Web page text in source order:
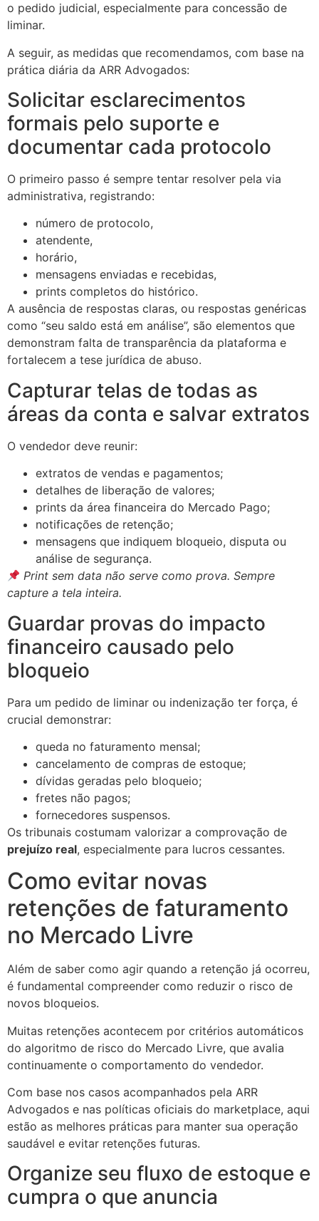
o pedido judicial, especialmente para concessão de
liminar.
A seguir, as medidas que recomendamos, com base na
prática diária da ARR Advogados:
Solicitar esclarecimentos
formais pelo suporte e
documentar cada protocolo
O primeiro passo é sempre tentar resolver pela via
administrativa, registrando:
número de protocolo,
atendente,
horário,
mensagens enviadas e recebidas,
prints completos do histórico.
A ausência de respostas claras, ou respostas genéricas
como “seu saldo está em análise”, são elementos que
demonstram falta de transparência da plataforma e
fortalecem a tese jurídica de abuso.
Capturar telas de todas as
áreas da conta e salvar extratos
O vendedor deve reunir:
extratos de vendas e pagamentos;
detalhes de liberação de valores;
prints da área financeira do Mercado Pago;
notificações de retenção;
mensagens que indiquem bloqueio, disputa ou
análise de segurança.
Print sem data não serve como prova. Sempre
capture a tela inteira.
Guardar provas do impacto
financeiro causado pelo
bloqueio
Para um pedido de liminar ou indenização ter força, é
crucial demonstrar:
queda no faturamento mensal;
cancelamento de compras de estoque;
dívidas geradas pelo bloqueio;
fretes não pagos;
fornecedores suspensos.
Os tribunais costumam valorizar a comprovação de
prejuízo real, especialmente para lucros cessantes.
Como evitar novas
retenções de faturamento
no Mercado Livre
Além de saber como agir quando a retenção já ocorreu,
é fundamental compreender como reduzir o risco de
novos bloqueios.
Muitas retenções acontecem por critérios automáticos
do algoritmo de risco do Mercado Livre, que avalia
continuamente o comportamento do vendedor.
Com base nos casos acompanhados pela ARR
Advogados e nas políticas oficiais do marketplace, aqui
estão as melhores práticas para manter sua operação
saudável e evitar retenções futuras.
Organize seu fluxo de estoque e
cumpra o que anuncia